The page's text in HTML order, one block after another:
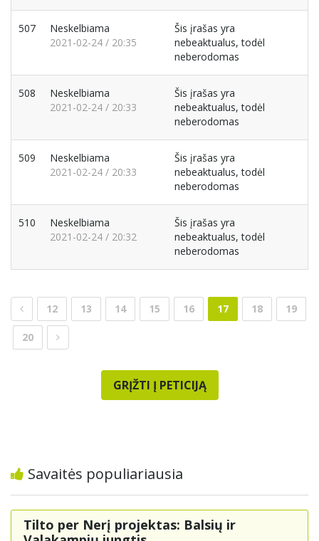
507
Neskelbiama
2021-02-24 / 20:35
Šis įrašas yra
nebeaktualus, todėl
neberodomas
508
Neskelbiama
2021-02-24 / 20:33
Šis įrašas yra
nebeaktualus, todėl
neberodomas
509
Neskelbiama
2021-02-24 / 20:33
Šis įrašas yra
nebeaktualus, todėl
neberodomas
510
Neskelbiama
2021-02-24 / 20:32
Šis įrašas yra
nebeaktualus, todėl
neberodomas
12 13 14 15 16 17 18 19
20
GRĮŽTI Į PETICIJĄ
Savaitės populiariausia
Tilto per Nerį projektas: Balsių ir